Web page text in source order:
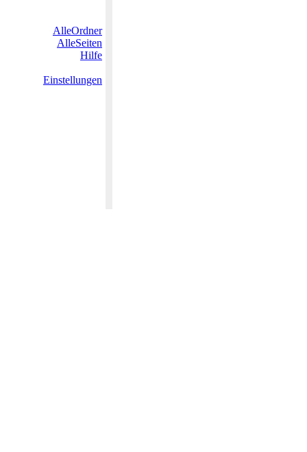
AlleOrdner
AlleSeiten
Hilfe
Einstellungen